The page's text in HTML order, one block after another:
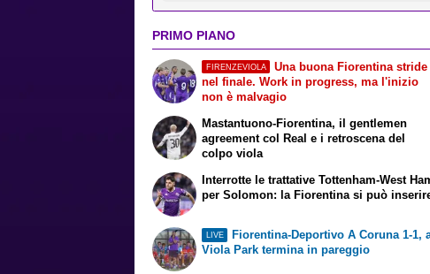
PRIMO PIANO
FIRENZEVIOLA
Una buona Fiorentina stride
nel finale. Work in progress, ma l'inizio
non è malvagio
Mastantuono-Fiorentina, il gentlemen
agreement col Real e i retroscena del
colpo viola
Interrotte le trattative Tottenham-West
per Solomon: la Fiorentina si può
LIVE
Fiorentina-Deportivo A Coruna 1-1,
Viola Park termina in pareggio